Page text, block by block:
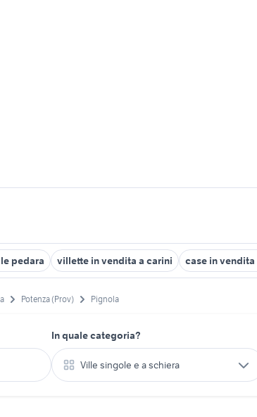
pedara villette in vendita a carini case in
Potenza (Prov) Pignola
In quale categoria?
Ville singole e a schiera